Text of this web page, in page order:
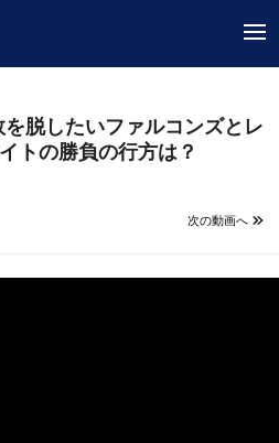
を脱したいファルコンズとレ
トの勝負の行方は？
次の動画へ